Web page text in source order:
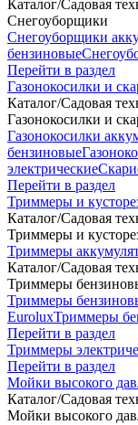
Каталог/Садовая
Снегоуборщики
Снегоуборщики
бензиновые
Перейти в раздел
Газонокосилки и
Каталог/Садовая
Газонокосилки и
Газонокосилки
бензиновые
электрические
Перейти в раздел
Триммеры и
Каталог/Садовая
Триммеры и
Триммеры
Каталог/Садовая
Триммеры
Триммеры
EuroluxТриммеры
Перейти в раздел
Триммеры
Перейти в раздел
Мойки высокого
Каталог/Садовая
Мойки высокого